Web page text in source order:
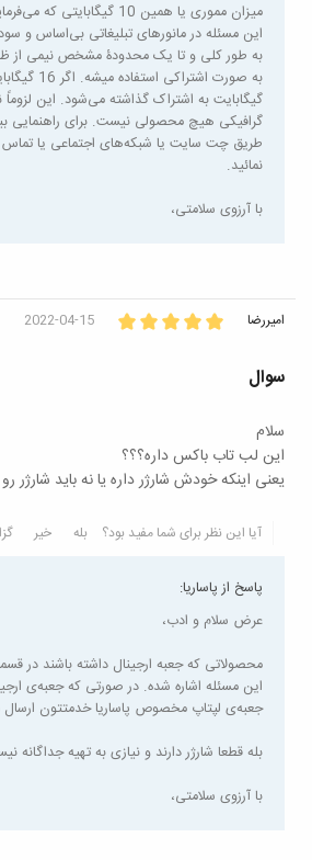
میزان مموری یا همین 10
این مسئله در مانورهای تبلیغاتی بی‌اساس و
به طور کلی و تا یک محدودۀ مشخص نیمی از
گیگابایت به اشتراک گذاشته می‌شود. این لزوماً
گرافیکی هیچ محصولی نیست. برای راهنمایی
طریق چت سایت یا شبکه‌های اجتماعی یا تماس
نمائید.
با آرزوی سلامتی،
امیررضا 2022-04-15
سوال
سلام
این لب تاب باکس داره؟؟؟
یعنی اینکه خودش شارژر داره یا نه باید شارژر
آیا این نظر برای شما مفید بود؟ بله خیر
پاسخ از پاساریا:
عرض سلام و ادب،
محصولاتی که جعبه ارجینال داشته باشند در
این مسئله اشاره شده. در صورتی که جعبه‌ی
جعبه‌ی لپتاپ مخصوص پاساریا خدمتتون
بله قطعا شارژر دارند و نیازی به تهیه جداگانه
با آرزوی سلامتی،